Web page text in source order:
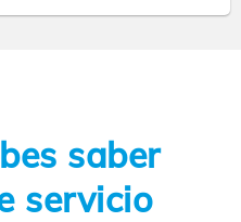
saber
servicio